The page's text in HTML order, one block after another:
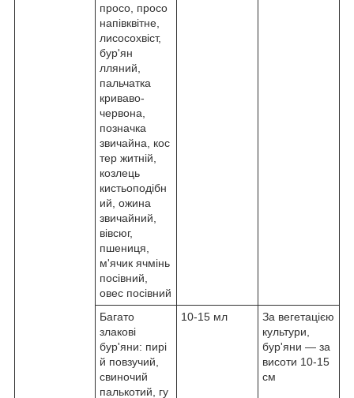
просо, просо
напівквітне,
лисосохвіст,
бур'ян
лляний,
пальчатка
криваво-
червона,
позначка
звичайна, кос
тер житній,
козлець
кистьоподібн
ий, ожина
звичайний,
вівсюг,
пшениця,
м'ячик ячмінь
посівний,
овес посівний
Багато
злакові
бур'яни: пирі
й повзучий,
свиночий
палькотий, гу
10-15 мл
За вегетацією
культури,
бур'яни — за
висоти 10-15
см